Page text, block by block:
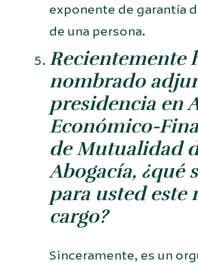
exponente de garantía
de una persona.
Recientemente
nombrado
presidencia en
Económico-
de Mutualidad
Abogacía, ¿qué
para usted este
cargo?
Sinceramente, es un